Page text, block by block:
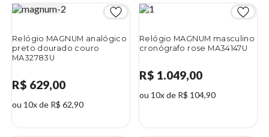
Relógio MAGNUM analógico
preto dourado couro
MA32783U
R$ 629,00
ou 10x de R$ 62,90
Relógio MAGNUM masculino
cronógrafo rose MA34147U
R$ 1.049,00
ou 10x de R$ 104,90